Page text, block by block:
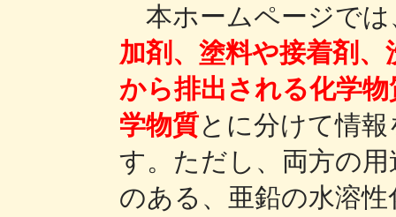
本ホームページでは
加剤、塗料や接着剤
から排出される化学物
学物質とに分けて情
す。ただし、両方の
のある、亜鉛の水溶